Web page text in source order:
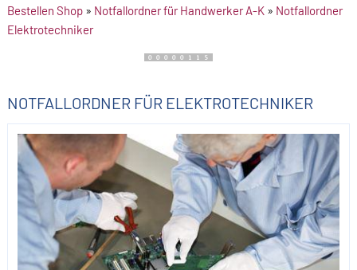
Bestellen Shop » Notfallordner für Handwerker A-K » Notfallordner
Elektrotechniker
NOTFALLORDNER FÜR ELEKTROTECHNIKER